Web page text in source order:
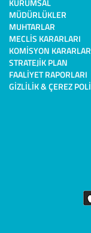
MÜDÜRLÜKLER
MUHTARLAR
MECLIS KARARLARI
KOMISYON
STRATEJIK PLAN
FAALIYET RAPORLARI
GIZLILIK & ÇEREZ